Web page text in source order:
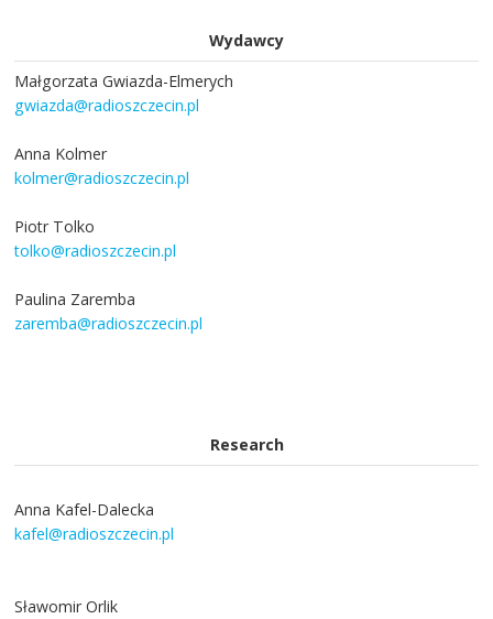
Wydawcy
Małgorzata Gwiazda-Elmerych
gwiazda@radioszczecin.pl
Anna Kolmer
kolmer@radioszczecin.pl
Piotr Tolko
tolko@radioszczecin.pl
Paulina Zaremba
zaremba@radioszczecin.pl
Research
Anna Kafel-Dalecka
kafel@radioszczecin.pl
Sławomir Orlik